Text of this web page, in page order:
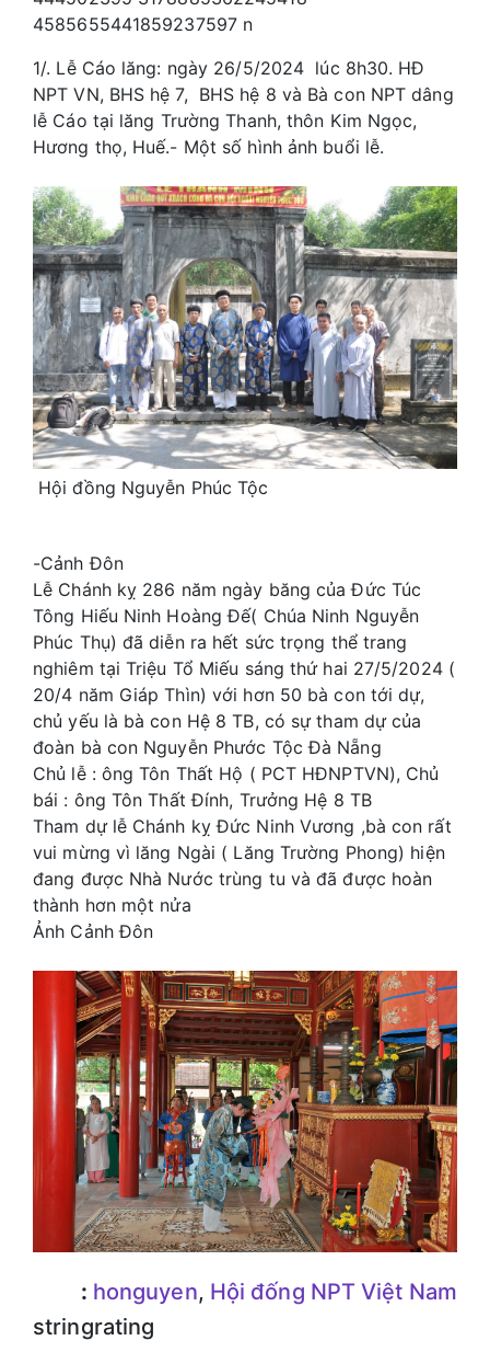
4585655441859237597 n
1/. Lễ Cáo lăng: ngày 26/5/2024 lúc 8h30. HĐ
NPT VN, BHS hệ 7, BHS hệ 8 và Bà con NPT dâng
lễ Cáo tại lăng Trường Thanh, thôn Kim Ngọc,
Hương thọ, Huế.- Một số hình ảnh buổi lễ.
Hội đồng Nguyễn Phúc Tộc
-Cảnh Đôn
Lễ Chánh kỵ 286 năm ngày băng của Đức Túc
Tông Hiếu Ninh Hoàng Đế( Chúa Ninh Nguyễn
Phúc Thụ) đã diễn ra hết sức trọng thể trang
nghiêm tại Triệu Tổ Miếu sáng thứ hai 27/5/2024 (
20/4 năm Giáp Thìn) với hơn 50 bà con tới dự,
chủ yếu là bà con Hệ 8 TB, có sự tham dự của
đoàn bà con Nguyễn Phước Tộc Đà Nẵng
Chủ lễ : ông Tôn Thất Hộ ( PCT HĐNPTVN), Chủ
bái : ông Tôn Thất Đính, Trưởng Hệ 8 TB
Tham dự lễ Chánh kỵ Đức Ninh Vương ,bà con rất
vui mừng vì lăng Ngài ( Lăng Trường Phong) hiện
đang được Nhà Nước trùng tu và đã được hoàn
thành hơn một nửa
Ảnh Cảnh Đôn
: honguyen, Hội đống NPT Việt Nam
stringrating